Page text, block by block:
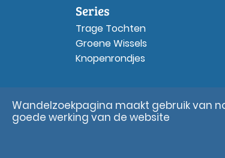
Series
Trage Tochten
Groene Wissels
Knopenrondjes
Wandelzoekpagina maakt gebruik van
goede werking van de website